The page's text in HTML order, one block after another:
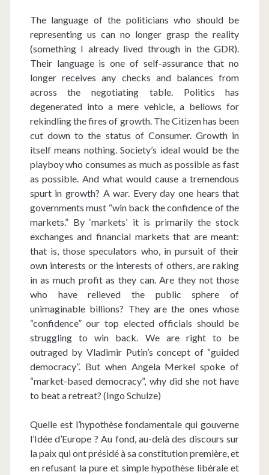
The language of the politicians who should be
representing us can no longer grasp the reality
(something I already lived through in the GDR).
Their language is one of self-assurance that no
longer receives any checks and balances from
across the negotiating table. Politics has
degenerated into a mere vehicle, a bellows for
rekindling the fires of growth. The Citizen has been
cut down to the status of Consumer. Growth in
itself means nothing. Society’s ideal would be the
playboy who consumes as much as possible as fast
as possible. And what would cause a tremendous
spurt in growth? A war. Every day one hears that
governments must “win back the confidence of the
markets.” By ‘markets’ it is primarily the stock
exchanges and financial markets that are meant:
that is, those speculators who, in pursuit of their
own interests or the interests of others, are raking
in as much profit as they can. Are they not those
who have relieved the public sphere of
unimaginable billions? They are the ones whose
“confidence” our top elected officials should be
struggling to win back. We are right to be
outraged by Vladimir Putin’s concept of “guided
democracy”. But when Angela Merkel spoke of
“market-based democracy”, why did she not have
to beat a retreat? (Ingo Schulze)
Quelle est l’hypothèse fondamentale qui gouverne
l’Idée d’Europe ? Au fond, au-delà des discours sur
la paix qui ont présidé à sa constitution première, et
en refusant la pure et simple hypothèse libérale et